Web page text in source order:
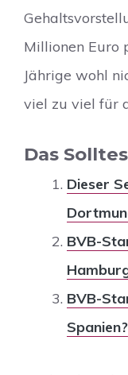
Millionen Euro
Jährige wohl
viel zu viel für
Das
Dieser
BVB-
BVB-
Spanien?